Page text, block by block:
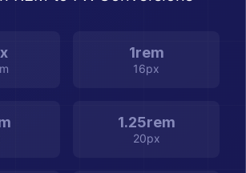
1rem
16px
1.25rem
20px